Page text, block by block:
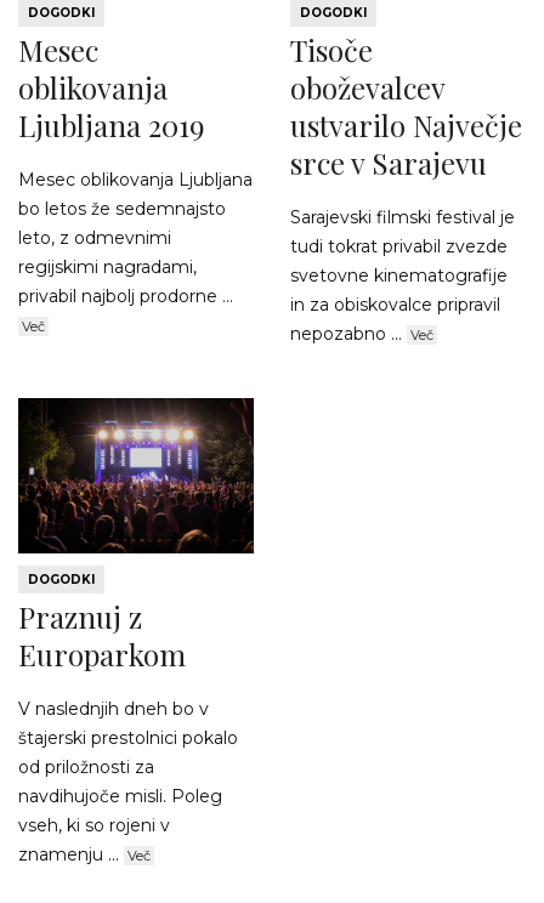
DOGODKI
Mesec
oblikovanja
Ljubljana 2019
Mesec oblikovanja Ljubljana
bo letos že sedemnajsto
leto, z odmevnimi
regijskimi nagradami,
privabil najbolj prodorne ...
Več
DOGODKI
Tisoče
oboževalcev
ustvarilo Največje
srce v Sarajevu
Sarajevski filmski festival je
tudi tokrat privabil zvezde
svetovne kinematografije
in za obiskovalce pripravil
nepozabno ... Več
DOGODKI
Praznuj z
Europarkom
V naslednjih dneh bo v
štajerski prestolnici pokalo
od priložnosti za
navdihujoče misli. Poleg
vseh, ki so rojeni v
znamenju ... Več